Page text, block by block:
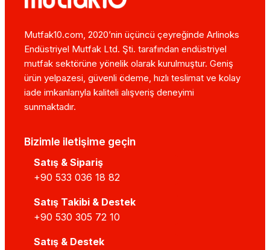
Mutfak10.com, 2020’nin üçüncü çeyreğinde Arlinoks
Endüstriyel Mutfak Ltd. Şti. tarafından endüstriyel
mutfak sektörüne yönelik olarak kurulmuştur. Geniş
ürün yelpazesi, güvenli ödeme, hızlı teslimat ve kolay
iade imkanlarıyla kaliteli alışveriş deneyimi
sunmaktadır.
Bizimle iletişime geçin
Satış & Sipariş
+90 533 036 18 82
Satış Takibi & Destek
+90 530 305 72 10
Satış & Destek